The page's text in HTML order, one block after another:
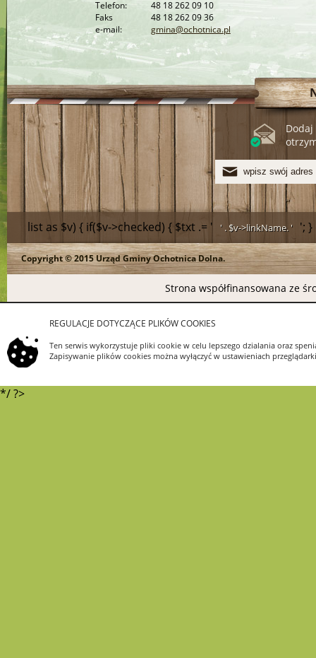
Telefon:
48 18 262 09 10
Faks
48 18 262 09 36
e-mail:
gmina@ochotnica.pl
list as $v) { if($v->checked) { $txt .= ' ' . $v->linkName. ' '; }
Copyright © 2015 Urząd Gminy Ochotnica Dolna.
Strona współfinansowana ze
REGULACJE DOTYCZĄCE PLIKÓW COOKIES
Ten serwis wykorzystuje pliki cookie w celu lepszego dzialania oraz
Zapisywanie plików cookies można wyłączyć w ustawieniach
*/ ?>